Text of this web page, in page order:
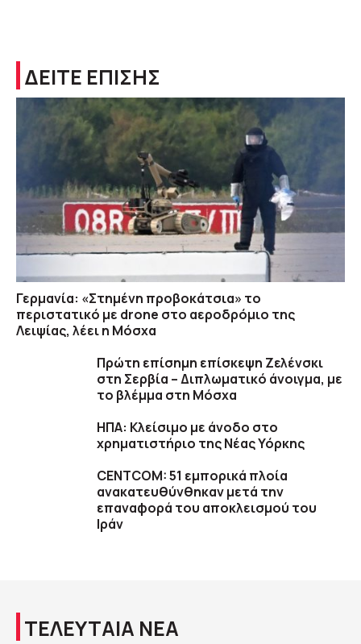
ΔΕΙΤΕ ΕΠΙΣΗΣ
Γερμανία: «Στημένη προβοκάτσια» το
περιστατικό με drone στο αεροδρόμιο της
Λειψίας, λέει η Μόσχα
Πρώτη επίσημη επίσκεψη Ζελένσκι
στη Σερβία – Διπλωματικό άνοιγμα, με
το βλέμμα στη Μόσχα
ΗΠΑ: Κλείσιμο με άνοδο στο
χρηματιστήριο της Νέας Υόρκης
CENTCOM: 51 εμπορικά πλοία
ανακατευθύνθηκαν μετά την
επαναφορά του αποκλεισμού του
Ιράν
ΤΕΛΕΥΤΑΙΑ ΝΕΑ